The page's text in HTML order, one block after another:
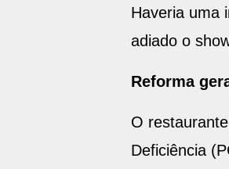
Haveria uma
adiado o
Reforma
O
Deficiência